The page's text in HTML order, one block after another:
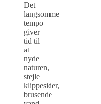
Det
langsomme
tempo
giver
tid til
at
nyde
naturen,
stejle
klippesider,
brusende